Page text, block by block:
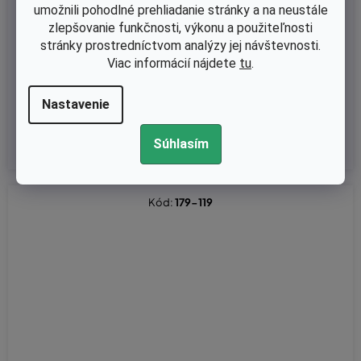
umožnili pohodlné prehliadanie stránky a na neustále
zlepšovanie funkčnosti, výkonu a použiteľnosti
stránky prostredníctvom analýzy jej návštevnosti.
Viac informácií nájdete tu.
Nastavenie
Súhlasím
REŤAZKA NA DOLMAR 112 / 114 / 116 / 117 / 119 / 120 (NAHRADUJE
OREGON ČÍSLO. - Reťazka 3/8 7,38075)
Skladom
€12,52 bez DPH
€15,40
Kód:179-119